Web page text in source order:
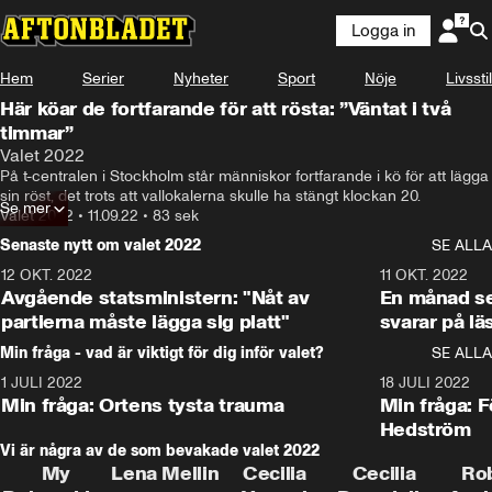
Logga in
Hem Serier Nyheter Sport Nöje Livsstil
Här köar de fortfarande för att rösta: ”Väntat i två
timmar”
Valet 2022
På t-centralen i Stockholm står människor fortfarande i kö för att lägga
sin röst, det trots att vallokalerna skulle ha stängt klockan 20.
Valet 2022 • 11.09.22 • 83 sek
Se mer
Senaste nytt om valet 2022
SE ALLA
12 OKT. 2022
Avgående statsministern: "Nåt av
partierna måste lägga sig platt"
11 OKT. 2022
En månad
svarar på
Min fråga - vad är viktigt för dig inför valet?
SE ALLA
1 JULI 2022
Min fråga: Ortens tysta trauma
18 JULI 2022
Min fråga:
Hedström
Vi är några av de som bevakade valet 2022
My
Lena Mellin
Cecilia
Cecilia